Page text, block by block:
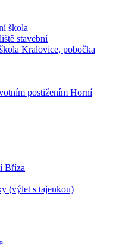
škola
stavební
Kralovice, pobočka
postižením Horní
Bříza
(výlet s tajenkou)